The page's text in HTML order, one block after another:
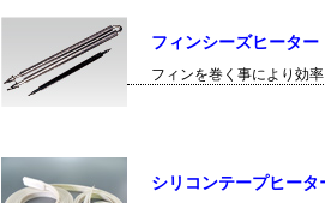
フィンシーズヒーター
フィンを巻く事により効
シリコンテープヒー